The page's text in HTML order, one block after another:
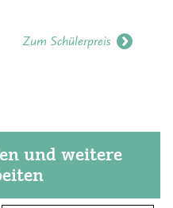
Zum Schülerpreis
und weitere